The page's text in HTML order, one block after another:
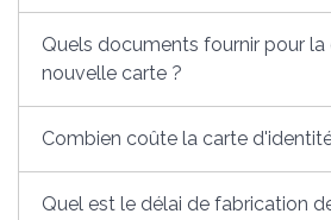
Quels documents fournir pour
nouvelle carte ?
Combien coûte la carte
Quel est le délai de fabrication